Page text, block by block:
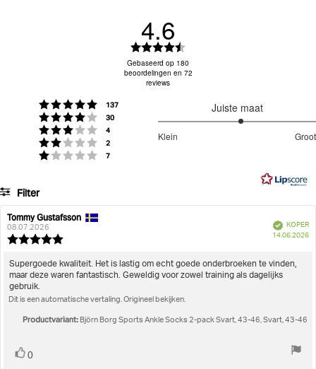
Niet in de droger
Machinewas op 40ºC Wash with similar colours
Log in om je retourtarief te zien
Beoordeling: 5 uit 5 sterren
137
Beoordeling: 4 uit 5 sterren
30
Beoordeling: 3 uit 5 sterren
4
Beoordeling: 2 uit 5 sterren
2
Beoordeling: 1 uit 5 sterren
7
4.6
4.6
uit
Gebaseerd op 180
beoordelingen en 72
reviews
Juiste maat
Klein Groot
uit
Filter
Beoordeling
Auteur
van
deze
beoordeling:
Tommy Gustafsson
08.07.2026
uit
5
Geverifieerd
KOPER
14.06.2026
Beoordelingstekst:
Supergoede kwaliteit. Het is lastig om echt goede onderbroeken te vinden,
maar deze waren fantastisch. Geweldig voor zowel training als dagelijks
gebruik.
Dit is een automatische vertaling. Origineel bekijken.
Productvariant: Björn Borg Sports Ankle Socks 2-pack Svart, 43-46, Svart, 43-46
Stem
0